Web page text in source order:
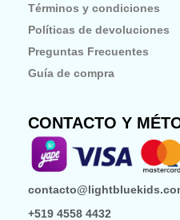
Términos y condiciones
Políticas de devoluciones
Preguntas Frecuentes
Guía de compra
CONTACTO Y
+519 4558 4432